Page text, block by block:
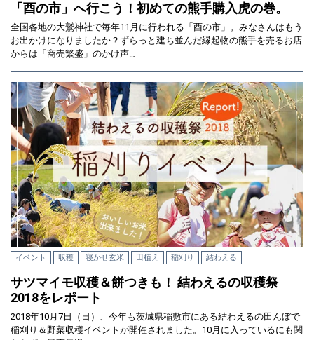
「酉の市」へ行こう！初めての熊手購入虎の巻。
全国各地の大鷲神社で毎年11月に行われる「酉の市」。みなさんはもう
お出かけになりましたか？ずらっと建ち並んだ縁起物の熊手を売るお店
からは「商売繁盛」のかけ声…
イベント 収穫 寝かせ玄米 田植え 稲刈り 結わえる
サツマイモ収穫＆餅つきも！ 結わえるの収穫祭
2018をレポート
2018年10月7日（日）、今年も茨城県稲敷市にある結わえるの田んぼで
稲刈り＆野菜収穫イベントが開催されました。10月に入っているにも関